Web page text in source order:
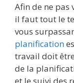
Afin de ne pas
il faut tout le
vous
planification
travail doit
de la
et le suivi des